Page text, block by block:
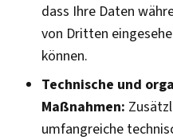
dass Ihre Daten
von Dritten
können.
Technische und
Maßnahmen:
umfangreiche